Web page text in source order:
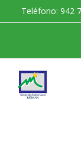
Teléfono: 942